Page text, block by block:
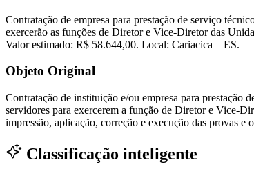
Contratação de empresa para prestação de serviço
exercerão as funções de Diretor e Vice-Diretor das
Valor estimado: R$ 58.644,00. Local: Cariacica – ES.
Objeto Original
Contratação de instituição e/ou empresa para prestação
servidores para exercerem a função de Diretor e Vice-
impressão, aplicação, correção e execução das provas e
Classificação inteligente